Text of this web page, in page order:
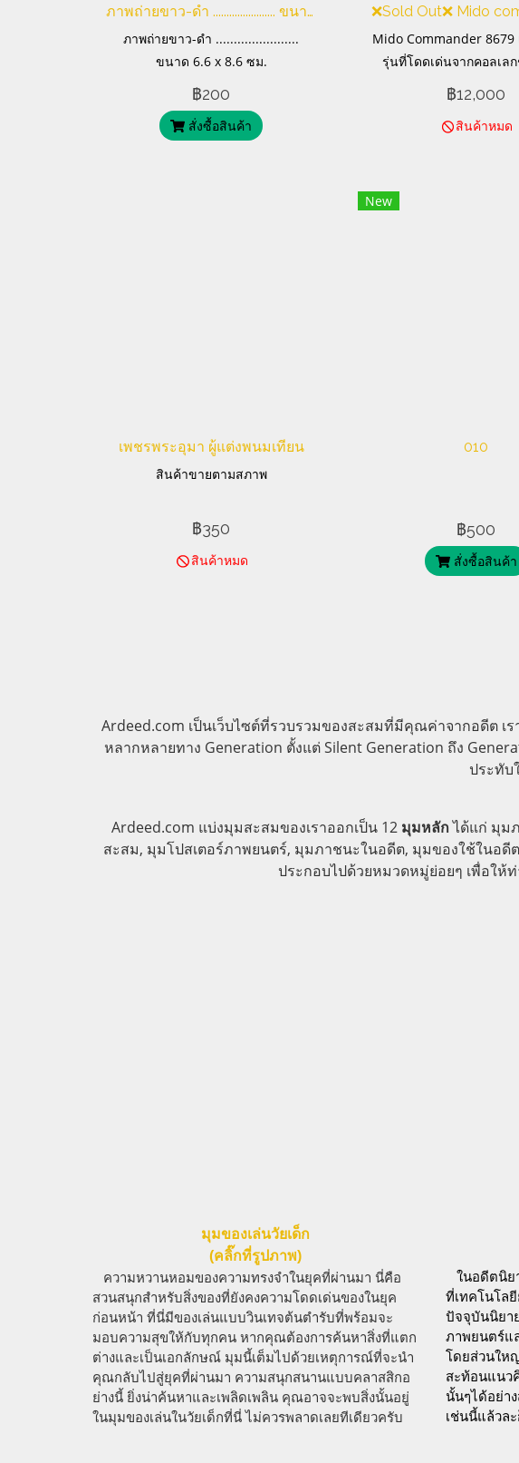
ภาพถ่ายขาว-ดำ ....................... ขนาด 6.6 x 8.6 ซม.
ภาพถ่ายขาว-ดำ .......................
ขนาด 6.6 x 8.6 ซม.
฿200
สั่งซื้อสินค้า
Mido Commander 8679
รุ่นที่โดดเด่นจากคอลเล
Commander ซึ่งเป็นที่รู้จั
ออกแบบคลาสสิกและการ
วิสที่เชื่อถือได้ "cal
฿12,000
สินค้าหมด
เพชรพระอุมา ผู้แต่งพนมเทียน
สินค้าขายตามสภาพ
฿350
สินค้าหมด
New
010
฿500
สั่งซื้อสินค้า
Ardeed.com เป็นเว็บไซต์ที่รวบรวมของสะสมที่มีคุณค่าจากอดีต
หลากหลายทาง Generation ตั้งแต่ Silent Generation ถึง
ประทับ
Ardeed.com แบ่งมุมสะสมของเราออกเป็น 12 มุมหลักได้แก่ มุม
สะสม, มุมโปสเตอร์ภาพยนตร์, มุมภาชนะในอดีต, มุมของใช้ในอดี
ประกอบไปด้วยหมวดหมู่ย่อยๆ เพื่อให้
มุมของเล่นวัยเด็ก
(คลิ๊กที่รูปภาพ)
ความหวานหอมของความทรงจำในยุคที่ผ่านมา นี่คือ
สวนสนุกสำหรับสิ่งของที่ยังคงความโดดเด่นของในยุค
ก่อนหน้า ที่นี่มีของเล่นแบบวินเทจต้นตำรับที่พร้อมจะ
มอบความสุขให้กับทุกคน หากคุณต้องการค้นหาสิ่งที่แตก
ต่างและเป็นเอกลักษณ์ มุมนี้เต็มไปด้วยเหตุการณ์ที่จะนำ
คุณกลับไปสู่ยุคที่ผ่านมา ความสนุกสนานแบบคลาสสิกอ
ย่างนี้ ยิ่งน่าค้นหาและเพลิดเพลิน คุณอาจจะพบสิ่งนั้นอยู่
ในมุมของเล่นในวัยเด็กที่นี่ ไม่ควรพลาดเลยทีเดียวครับ
ในอดีตนิย
ที่เทคโนโล
ปัจจุบันนิยา
ภาพยนตร์แ
โดยส่วนให
สะท้อนแนว
นั้นๆได้อย่า
เช่นนี้แล้วล